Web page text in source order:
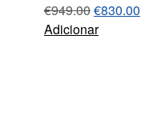
€949.00€830.00
Adicionar